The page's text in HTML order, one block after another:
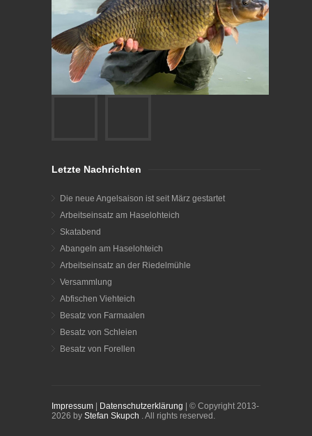
Letzte Nachrichten
Die neue Angelsaison ist seit März gestartet
Arbeitseinsatz am Haselohteich
Skatabend
Abangeln am Haselohteich
Arbeitseinsatz an der Riedelmühle
Versammlung
Abfischen Viehteich
Besatz von Farmaalen
Besatz von Schleien
Besatz von Forellen
Impressum | Datenschutzerklärung | © Copyright 2013-
2026 by Stefan Skupch . All rights reserved.